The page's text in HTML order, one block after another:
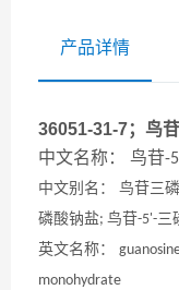
产品详情
36051-31-7；鸟
中文名称：
鸟苷-
中文别名： 鸟苷三
磷酸钠盐; 鸟苷-5'-三
英文名称：
monohydrate